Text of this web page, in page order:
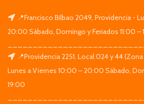
📍Francisco Bilbao 2049, Providencia -
20:00 Sábado, Domingo y Feriados 11:00 –
📍Providencia 2251. Local 024 y 44
Lunes a Viernes 10:00 – 20:00 Sábado,
19:00